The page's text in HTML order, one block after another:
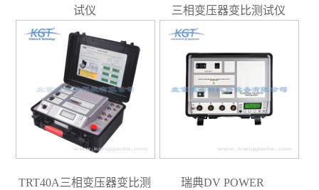
试仪
三相变压器变比测试仪
TRT40A三相变压器变比测
瑞典DV POWER